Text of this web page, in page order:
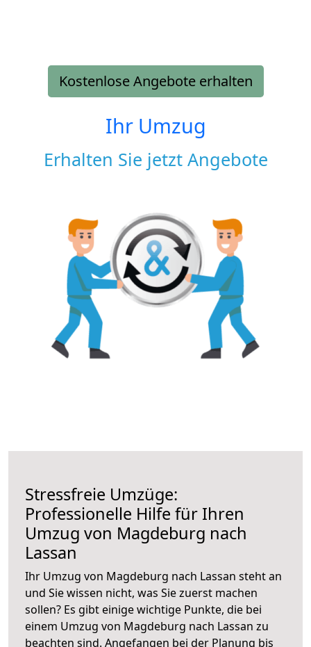
Kostenlose Angebote erhalten
Ihr Umzug
Erhalten Sie jetzt Angebote
Stressfreie Umzüge:
Professionelle Hilfe für Ihren
Umzug von Magdeburg nach
Lassan
Ihr Umzug von Magdeburg nach Lassan steht an
und Sie wissen nicht, was Sie zuerst machen
sollen? Es gibt einige wichtige Punkte, die bei
einem Umzug von Magdeburg nach Lassan zu
beachten sind. Angefangen bei der Planung bis